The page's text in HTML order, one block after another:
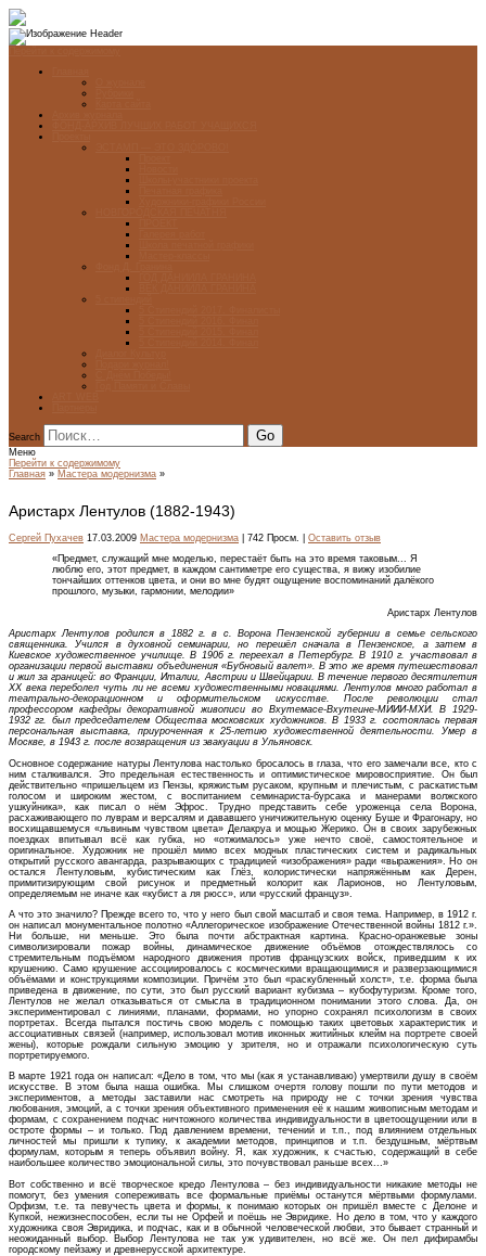
Search
Меню
Перейти к содержимому
Главная » Мастера модернизма »
Аристарх Лентулов (1882-1943)
Сергей Пухачев 17.03.2009 Мастера модернизма | 742 Просм. | Оставить отзыв
«Предмет, служащий мне моделью, перестаёт быть на это время таковым... Я
люблю его, этот предмет, в каждом сантиметре его существа, я вижу изобилие
тончайших оттенков цвета, и они во мне будят ощущение воспоминаний далёкого
прошлого, музыки, гармонии, мелодии»
Аристарх Лентулов
Аристарх Лентулов родился в 1882 г. в с. Ворона Пензен­ской губернии в семье сельского
священника. Учился в духовной семинарии, но перешёл сначала в Пензенское, а затем в
Киевское художественное училище. В 1906 г. переехал в Петербург. В 1910 г. участвовал в
организации первой выставки объединения «Бубновый валет». В это же время путешествовал
и жил за границей: во Франции, Италии, Австрии и Швейцарии. В течение первого десятилетия
XX века переболел чуть ли не всеми художественными новациями. Лентулов много работал в
театрально-декорационном и оформительском искусстве. После революции стал
профессором кафедры декоративной живописи во Вхутемасе-Вхутеине-МИИИ-МХИ. В 1929-
1932 гг. был председателем Общества московских художников. В 1933 г. состоялась первая
персональная выставка, приуроченная к 25-летию художественной деятельности. Умер в
Москве, в 1943 г. после возвращения из эвакуации в Ульяновск.
Основное содержание натуры Лентулова настолько бросалось в глаза, что его замечали все, кто с
ним сталкивался. Это предельная естественность и оптимистическое мировосприятие. Он был
действительно «пришельцем из Пензы, кряжистым русаком, крупным и плечистым, с раскатистым
голосом и широким жестом, с воспитанием семинариста-бурсака и манерами волжского
ушкуйника», как писал о нём Эфрос. Трудно представить себе уроженца села Ворона,
расхаживающего по луврам и версалям и дававшего уничижительную оценку Буше и Фрагонару, но
восхищавшемуся «львиным чувством цвета» Делакруа и мощью Жерико. Он в своих зарубежных
поездках впитывал всё как губка, но «отжималось» уже нечто своё, самостоятельное и
оригинальное. Художник не прошёл мимо всех модных пластических систем и радикальных
открытий русского авангарда, разрывающих с традицией «изображения» ради «выражения». Но он
остался Лентуловым, кубистическим как Глёз, колористически напряжённым как Дерен,
примитизирующим свой рисунок и предметный колорит как Ларионов, но Лентуловым,
определяемым не иначе как «кубист а ля рюсс», или «русский француз».
А что это значило? Прежде всего то, что у него был свой масштаб и своя тема. Например, в 1912 г.
он написал монументальное полотно «Аллегорическое изображение Отечественной войны 1812 г.».
Ни больше, ни меньше. Это была почти абстрактная картина. Красно-оранжевые зоны
символизировали пожар войны, динамическое движение объёмов отождествлялось со
стремительным подъёмом народного движения против французских войск, приведшим к их
крушению. Само крушение ассоциировалось с космическими вращающимися и разверзающимися
объёмами и конструкциями композиции. Причём это был «раскубленный холст», т.е. форма была
приведена в движение, по сути, это был русский вариант кубизма – кубофутуризм. Кроме того,
Лентулов не желал отказываться от смысла в традиционном понимании этого слова. Да, он
экспериментировал с линиями, планами, формами, но упорно сохранял психологизм в своих
портретах. Всегда пытался постичь свою модель с помощью таких цветовых характеристик и
ассоциативных связей (например, использовал мотив иконных житийных клейм на портрете своей
жены), которые рождали сильную эмоцию у зрителя, но и отражали психологическую суть
портретируемого.
В марте 1921 года он написал: «Дело в том, что мы (как я устанавливаю) умертвили душу в своём
искусстве. В этом была наша ошибка. Мы слишком очертя голову пошли по пути методов и
экспериментов, а методы заставили нас смотреть на природу не с точки зрения чувства
любования, эмоций, а с точки зрения объективного применения её к нашим живописным методам и
формам, с сохранением подчас ничтожного количества индивидуальности в цветоощущении или в
остроте формы – и только. Под давлением времени, течений и т.п., под влиянием отдельных
личностей мы пришли к тупику, к академии методов, принципов и т.п. бездушным, мёртвым
формулам, которым я теперь объявил войну. Я, как художник, к счастью, содержащий в себе
наибольшее количество эмоциональной силы, это почувствовал раньше всех...»
Вот собственно и всё творческое кредо Лентулова – без индивидуальности никакие методы не
помогут, без умения сопереживать все формальные приёмы останутся мёртвыми формулами.
Орфизм, т.е. та певучесть цвета и формы, к понимаю которых он пришёл вместе с Делоне и
Купкой, нежизнеспособен, если ты не Орфей и поёшь не Эвридике. Но дело в том, что у каждого
художника своя Эвридика, и подчас, как и в обычной человеческой любви, это бывает странный и
неожиданный выбор. Выбор Лентулова не так уж удивителен, но всё же. Он пел дифирамбы
городскому пейзажу и древнерусской архитектуре.